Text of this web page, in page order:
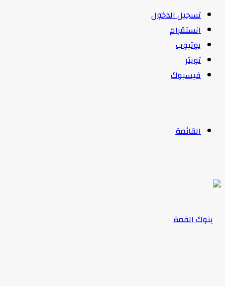
تسجيل الدخول
انستقرام
يوتيوب
تويتر
فيسبوك
القائمة